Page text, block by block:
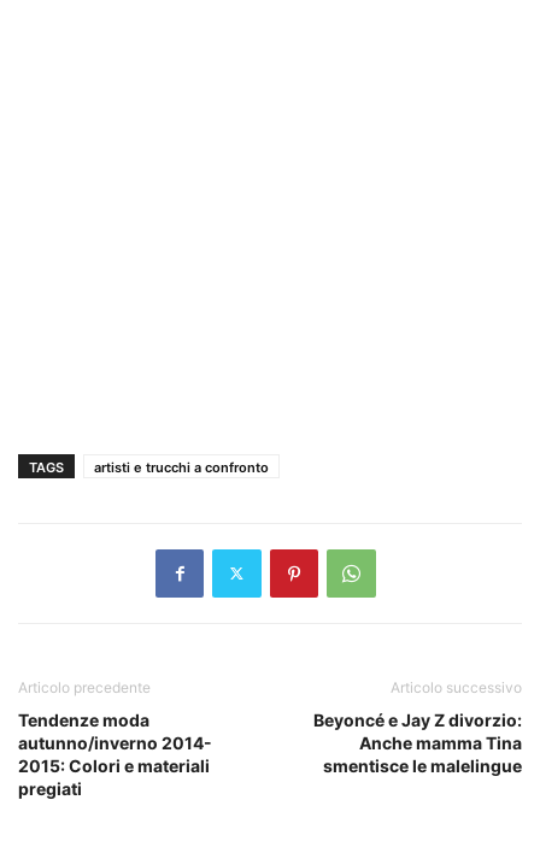
TAGS artisti e trucchi a confronto
Articolo precedente
Tendenze moda
autunno/inverno 2014-
2015: Colori e materiali
pregiati
Articolo successivo
Beyoncé e Jay Z divorzio:
Anche mamma Tina
smentisce le malelingue